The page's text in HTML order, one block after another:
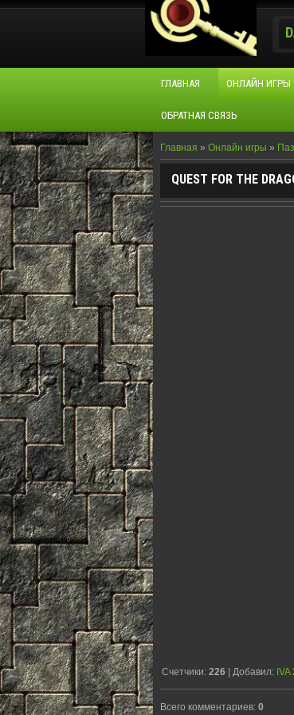
ГЛАВНАЯ ОНЛАЙН ИГРЫ
ОБРАТНАЯ СВЯЗЬ
Главная » Онлайн игры »
QUEST FOR THE
Счетчики: 226 Добавил: IVA
Всего комментариев: 0